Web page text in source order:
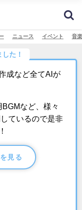
ニュース イベント 音
た！
成など全てAIが
など、様々
ているので是非
見る